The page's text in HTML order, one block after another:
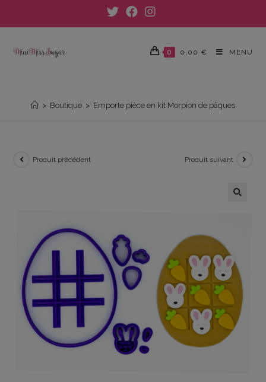
0 0,00 € MENU
> Boutique > Emporte pièce en kit Morpion de pâques
Produit précédent Produit suivant